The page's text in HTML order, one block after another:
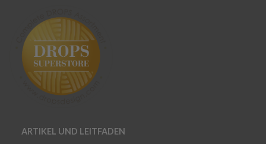
ARTIKEL UND LEITFADEN